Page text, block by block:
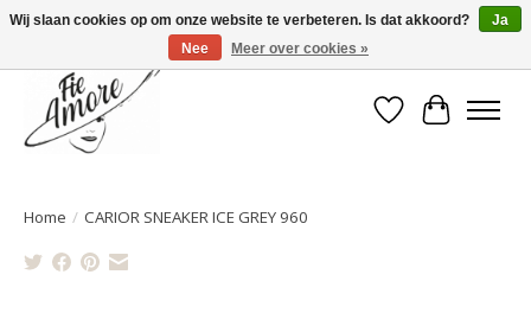
Verlanglijst
Home / CARIOR SNEAKER ICE GREY 960
Wij slaan cookies op om onze website te verbeteren. Is dat akkoord?
Ja
Nee
Meer over cookies »